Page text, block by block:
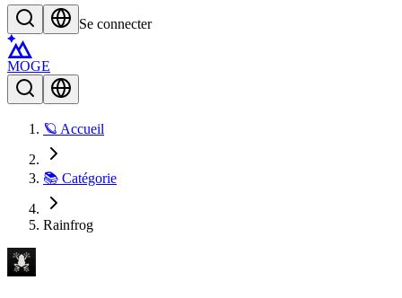
Se connecter
MOGE
🪐 Accueil
📚 Catégorie
Rainfrog